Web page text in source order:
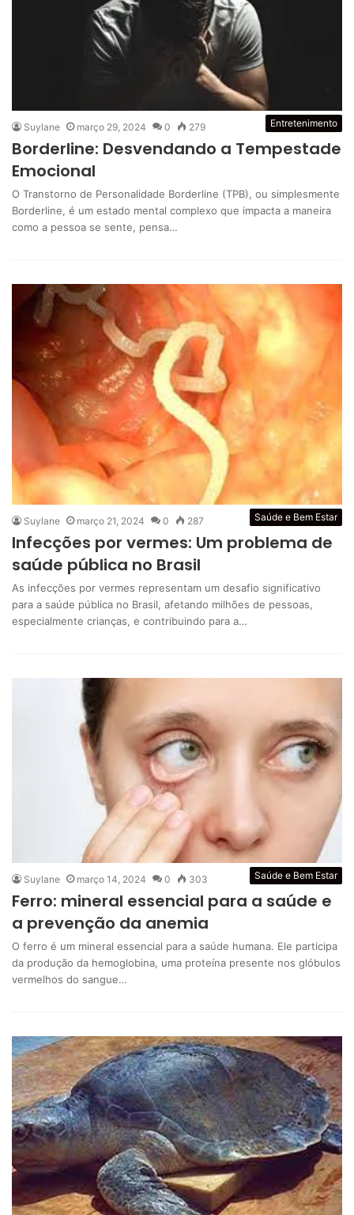
Entretenimento
Suylane março 29, 2024 0 279
Borderline: Desvendando a Tempestade
Emocional
O Transtorno de Personalidade Borderline (TPB), ou simplesmente
Borderline, é um estado mental complexo que impacta a maneira
como a pessoa se sente, pensa…
Saúde e Bem Estar
Suylane março 21, 2024 0 287
Infecções por vermes: Um problema de
saúde pública no Brasil
As infecções por vermes representam um desafio significativo
para a saúde pública no Brasil, afetando milhões de pessoas,
especialmente crianças, e contribuindo para a…
Saúde e Bem Estar
Suylane março 14, 2024 0 303
Ferro: mineral essencial para a saúde e
a prevenção da anemia
O ferro é um mineral essencial para a saúde humana. Ele participa
da produção da hemoglobina, uma proteína presente nos glóbulos
vermelhos do sangue…